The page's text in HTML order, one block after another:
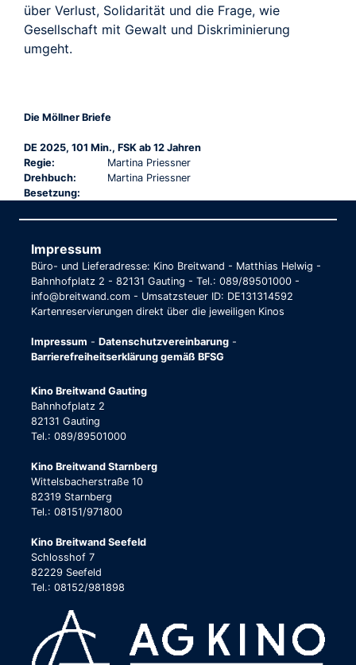
über Verlust, Solidarität und die Frage, wie
Gesellschaft mit Gewalt und Diskriminierung
umgeht.
Die Möllner Briefe
DE 2025, 101 Min., FSK ab 12 Jahren
Regie:
Martina Priessner
Drehbuch:
Martina Priessner
Besetzung:
Impressum
Büro- und Lieferadresse: Kino Breitwand - Matthias Helwig -
Bahnhofplatz 2 - 82131 Gauting - Tel.: 089/89501000 -
info@breitwand.com - Umsatzsteuer ID: DE131314592
Kartenreservierungen direkt über die jeweiligen Kinos
Impressum - Datenschutzvereinbarung -
Barrierefreiheitserklärung gemäß BFSG
Kino Breitwand Gauting
Bahnhofplatz 2
82131 Gauting
Tel.: 089/89501000
Kino Breitwand Starnberg
Wittelsbacherstraße 10
82319 Starnberg
Tel.: 08151/971800
Kino Breitwand Seefeld
Schlosshof 7
82229 Seefeld
Tel.: 08152/981898